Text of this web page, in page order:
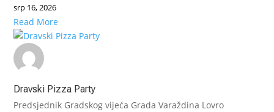
srp 16, 2026
Read More
Dravski Pizza Party
Predsjednik Gradskog vijeća Grada Varaždina Lovro